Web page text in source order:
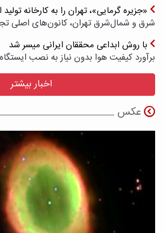
«جزیره گرمایی»، تهران را به کارخانه
شرق و شمال‌شرق تهران، کانون‌های اصلی
با روش ابداعی محققان ایرانی میسر شد
برآورد کیفیت هوا بدون نیاز به نصب
اخبار بیشتر
عکس